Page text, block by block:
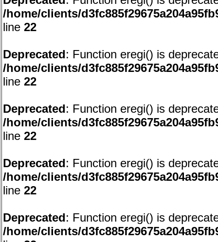
/home/clients/
line 22
Deprecated: Function eregi() is
/home/clients/
line 22
Deprecated: Function eregi() is
/home/clients/
line 22
Deprecated: Function eregi() is
/home/clients/
line 22
Deprecated: Function eregi() is
/home/clients/